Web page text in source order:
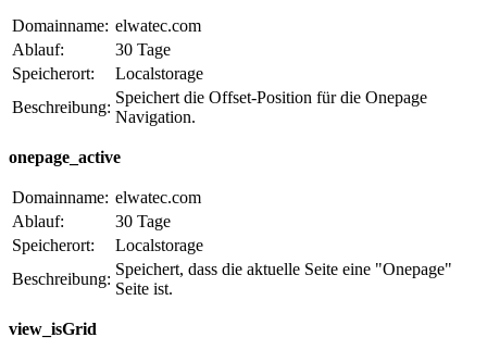
Domainname: elwatec.com
Ablauf:
30 Tage
Speicherort:
Localstorage
Beschreibung:
Speichert die Offset-Position für die Onepage
Navigation.
onepage_active
Domainname: elwatec.com
Ablauf:
30 Tage
Speicherort:
Localstorage
Beschreibung:
Speichert, dass die aktuelle Seite eine "Onepage"
Seite ist.
view_isGrid